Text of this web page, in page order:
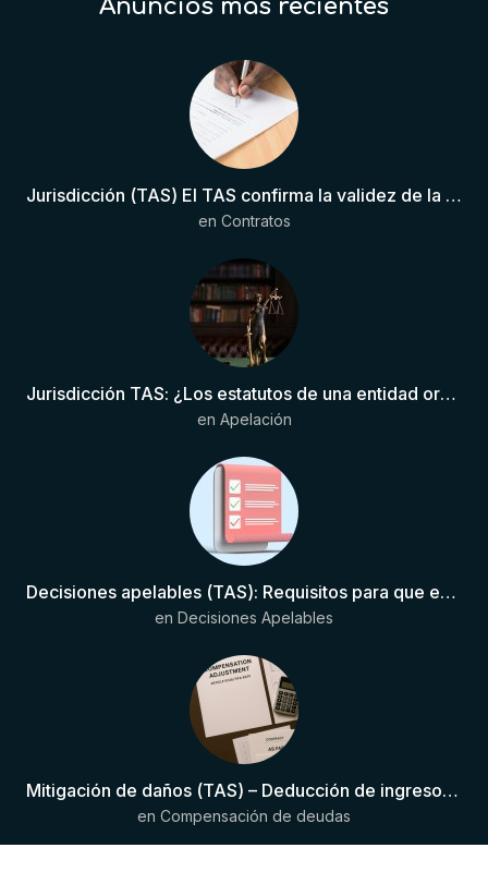
Anuncios más recientes
Jurisdicción (TAS) El TAS confirma la validez de la cláusula de sumisión jurisdiccional en el contrato del futbolista.
en Contratos
Jurisdicción TAS: ¿Los estatutos de una entidad organizadora de una liga de fútbol pueden otorgar competencia de forma directa al TAS?
en Apelación
Decisiones apelables (TAS): Requisitos para que exista una decisión
en Decisiones Apelables
Mitigación de daños (TAS) – Deducción de ingresos comprobados según el artículo 6(2)(b) del Anexo 2 RSTP FIFA
en Compensación de deudas